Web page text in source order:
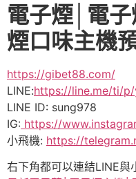
電子煙│電
煙口味主機
https://gibet88.com/
LINE:https://line.me/ti/
LINE ID: sung978
IG: https://
小飛機: https://
右下角都可以連結LINE